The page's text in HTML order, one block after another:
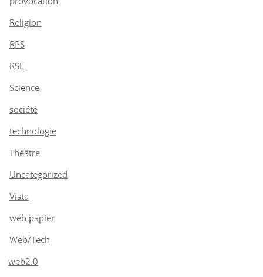
Religion
RPS
RSE
Science
société
technologie
Théâtre
Uncategorized
Vista
web papier
Web/Tech
web2.0